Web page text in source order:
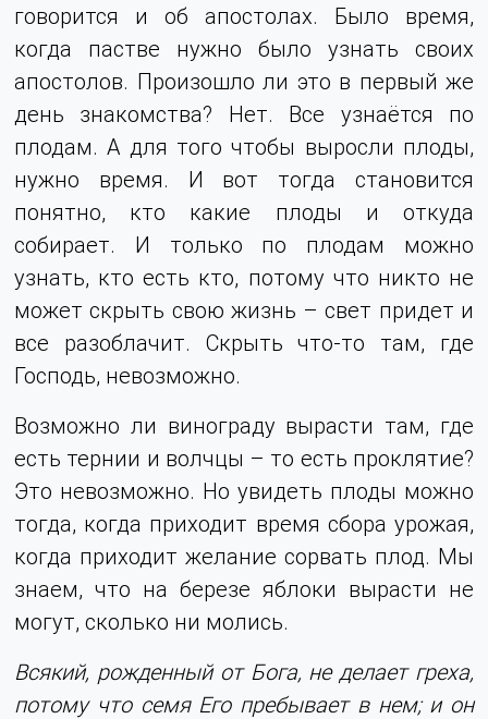
говорится и об апостолах. Было время,
когда пастве нужно было узнать своих
апостолов. Произошло ли это в первый же
день знакомства? Нет. Все узнаётся по
плодам. А для того чтобы выросли плоды,
нужно время. И вот тогда становится
понятно, кто какие плоды и откуда
собирает. И только по плодам можно
узнать, кто есть кто, потому что никто не
может скрыть свою жизнь – свет придет и
все разоблачит. Скрыть что-то там, где
Господь, невозможно.
Возможно ли винограду вырасти там, где
есть тернии и волчцы – то есть проклятие?
Это невозможно. Но увидеть плоды можно
тогда, когда приходит время сбора урожая,
когда приходит желание сорвать плод. Мы
знаем, что на березе яблоки вырасти не
могут, сколько ни молись.
Всякий, рожденный от Бога, не делает греха,
потому что семя Его пребывает в нем; и он